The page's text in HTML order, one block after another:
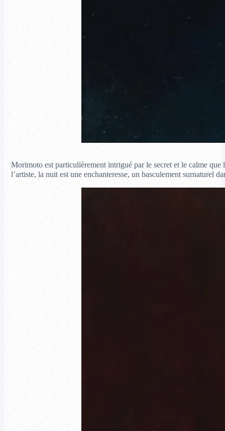
Morimoto est particulièrement intrigué par le secret et le calme que
l’artiste, la nuit est une enchanteresse, un basculement surnaturel